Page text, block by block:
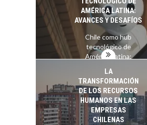
AMÉRICA LATINA:
AVANCES Y DESAFÍOS
Chile como hub
tecnológico de
América Latina:
LA
TRANSFORMACIÓN
DE LOS RECURSOS
HUMANOS EN LAS
EMPRESAS
CHILENAS